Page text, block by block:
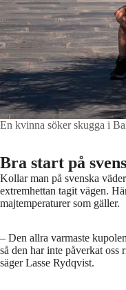
En kvinna söker skugga i
Bra start på
Kollar man på svenska
extremhettan tagit vägen.
majtemperaturer som gäller.
– Den allra varmaste
så den har inte påverkat
säger Lasse Rydqvist.